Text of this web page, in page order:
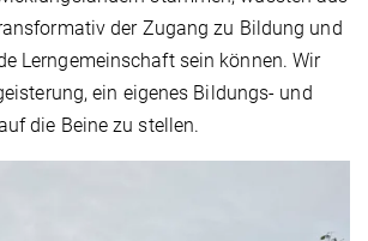
der Zugang zu Bildung und
Lerngemeinschaft sein können. Wir
ein eigenes Bildungs- und
die Beine zu stellen.